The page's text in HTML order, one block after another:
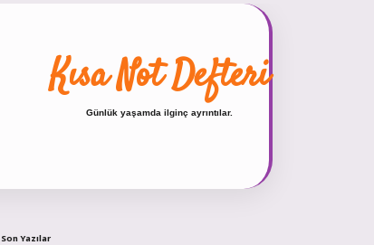
Kısa Not Defteri
Günlük yaşamda ilginç ayrıntılar.
Son Yazılar